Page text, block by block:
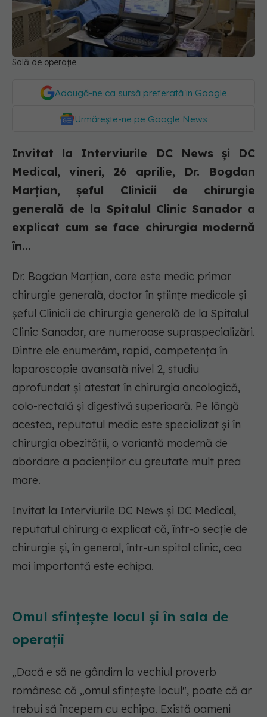
Sală de operație
Adaugă-ne ca sursă preferată în Google
Urmărește-ne pe Google News
Invitat la Interviurile DC News și DC
Medical, vineri, 26 aprilie, Dr. Bogdan
Marțian, șeful Clinicii de chirurgie
generală de la Spitalul Clinic Sanador a
explicat cum se face chirurgia modernă
în...
Dr. Bogdan Marțian, care este medic primar
chirurgie generală, doctor în științe medicale și
șeful Clinicii de chirurgie generală de la Spitalul
Clinic Sanador, are numeroase supraspecializări.
Dintre ele enumerăm, rapid, competența în
laparoscopie avansată nivel 2, studiu
aprofundat și atestat în chirurgia oncologică,
colo-rectală și digestivă superioară. Pe lângă
acestea, reputatul medic este specializat și în
chirurgia obezității, o variantă modernă de
abordare a pacienților cu greutate mult prea
mare.
Invitat la Interviurile DC News și DC Medical,
reputatul chirurg a explicat că, într-o secție de
chirurgie și, în general, într-un spital clinic, cea
mai importantă este echipa.
Omul sfințește locul și în sala de
operații
„Dacă e să ne gândim la vechiul proverb
românesc că „omul sfințește locul", poate că ar
trebui să începem cu echipa. Există oameni